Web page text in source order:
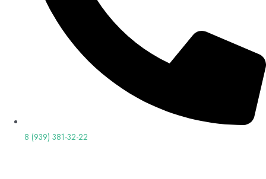
8 (939) 381-32-22